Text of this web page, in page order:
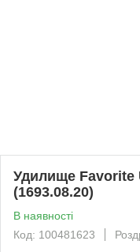
Удилище Favorite
(1693.08.20)
В наявності
Код: 100481623